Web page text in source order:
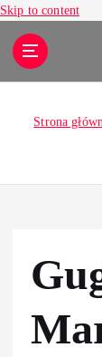
Skip to content
Strona